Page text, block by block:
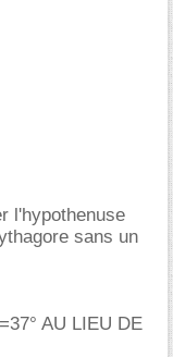
l'hypothenuse
sans un
AU LIEU DE